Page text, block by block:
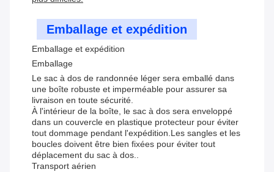
Emballage et expédition
Emballage et expédition
Emballage
Le sac à dos de randonnée léger sera emballé dans
une boîte robuste et imperméable pour assurer sa
livraison en toute sécurité.
À l'intérieur de la boîte, le sac à dos sera enveloppé
dans un couvercle en plastique protecteur pour éviter
tout dommage pendant l'expédition.Les sangles et les
boucles doivent être bien fixées pour éviter tout
déplacement du sac à dos..
Transport aérien